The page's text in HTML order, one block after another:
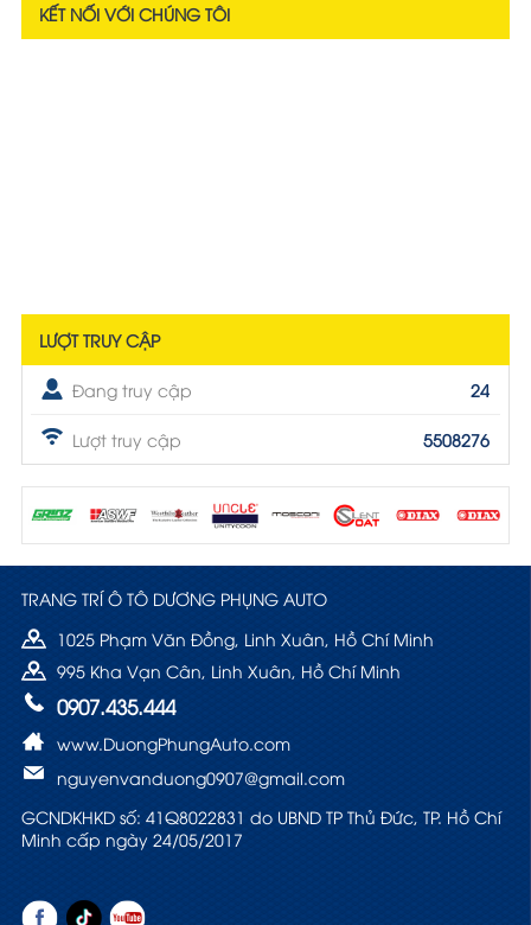
KẾT NỐI VỚI CHÚNG TÔI
LƯỢT TRUY CẬP
Đang truy cập 24
Lượt truy cập 5508276
TRANG TRÍ Ô TÔ DƯƠNG PHỤNG AUTO
1025 Phạm Văn Đồng, Linh Xuân, Hồ Chí Minh
995 Kha Vạn Cân, Linh Xuân, Hồ Chí Minh
0907.435.444
www.DuongPhungAuto.com
nguyenvanduong0907@gmail.com
GCNDKHKD số: 41Q8022831 do UBND TP Thủ Đức, TP. Hồ Chí
Minh cấp ngày 24/05/2017